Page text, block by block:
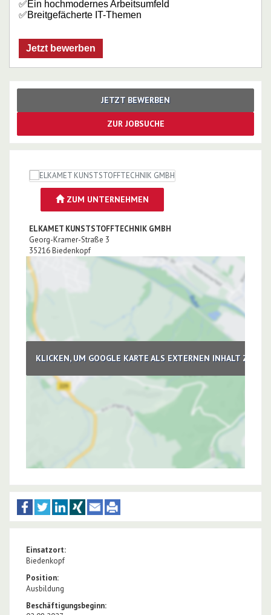
✅Ein hochmodernes Arbeitsumfeld
✅Breitgefächerte IT-Themen
Jetzt bewerben
JETZT BEWERBEN
ZUR JOBSUCHE
ZUM UNTERNEHMEN
ELKAMET KUNSTSTOFFTECHNIK GMBH
Georg-Kramer-Straße 3
35216Biedenkopf
KLICKEN, UM GOOGLE KARTE ALS EXTERNEN INHALT ZU
Einsatzort:
Biedenkopf
Position:
Ausbildung
Beschäftigungsbeginn: